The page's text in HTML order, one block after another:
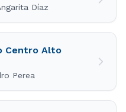
Díaz
Centro Alto
Perea